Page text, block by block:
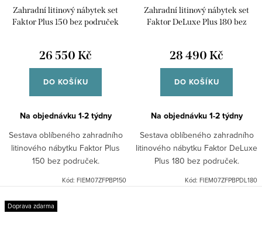
Zahradní litinový nábytek set
Faktor Plus 150 bez područek
26 550 Kč
DO KOŠÍKU
Na objednávku 1-2 týdny
Sestava oblíbeného zahradního
litinového nábytku Faktor Plus
150 bez područek.
Kód: FIEM07ZFPBP150
Zahradní litinový nábytek set
Faktor DeLuxe Plus 180 bez
28 490 Kč
DO KOŠÍKU
Na objednávku 1-2 týdny
Sestava oblíbeného zahradního
litinového nábytku Faktor DeLuxe
Plus 180 bez područek.
Kód: FIEM07ZFPBPDL180
Doprava zdarma